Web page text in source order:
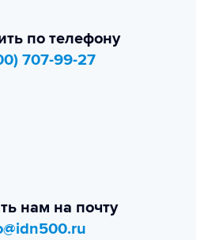
по телефону
707-99-27
нам на почту